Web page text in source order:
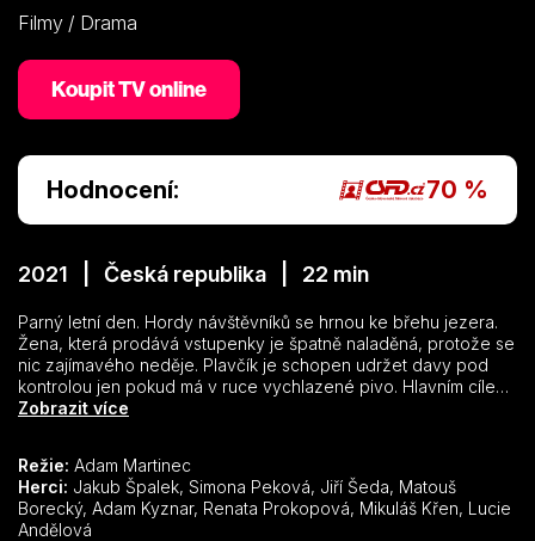
Filmy / Drama
Koupit TV online
Hodnocení: 70 %
2021 | Česká republika | 22 min
Parný letní den. Hordy návštěvníků se hrnou ke břehu jezera.
Žena, která prodává vstupenky je špatně naladěná, protože se
nic zajímavého neděje. Plavčík je schopen udržet davy pod
kontrolou jen pokud má v ruce vychlazené pivo. Hlavním cílem
většiny návštěvníků je najít nejlepší místo pro svůj ručník.
zase nachází, všechno bude v pořádku…
Zobrazit více
Režie: Adam Martinec
Herci:
Borecký, Adam Kyznar, Renata Prokopová, Mikuláš Křen, Lucie
Andělová